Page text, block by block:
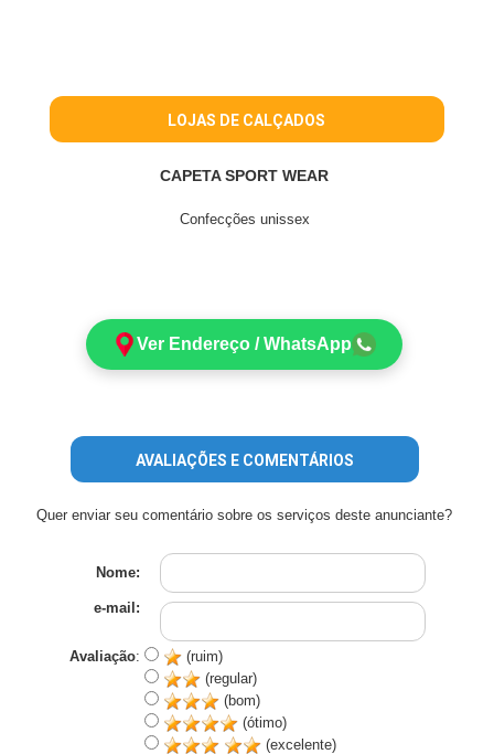
LOJAS DE CALÇADOS
CAPETA SPORT WEAR
Confecções unissex
Ver Endereço / WhatsApp
AVALIAÇÕES E COMENTÁRIOS
Quer enviar seu comentário sobre os serviços deste anunciante?
Nome:
e-mail:
Avaliação:
(ruim)
(regular)
(bom)
(ótimo)
(excelente)